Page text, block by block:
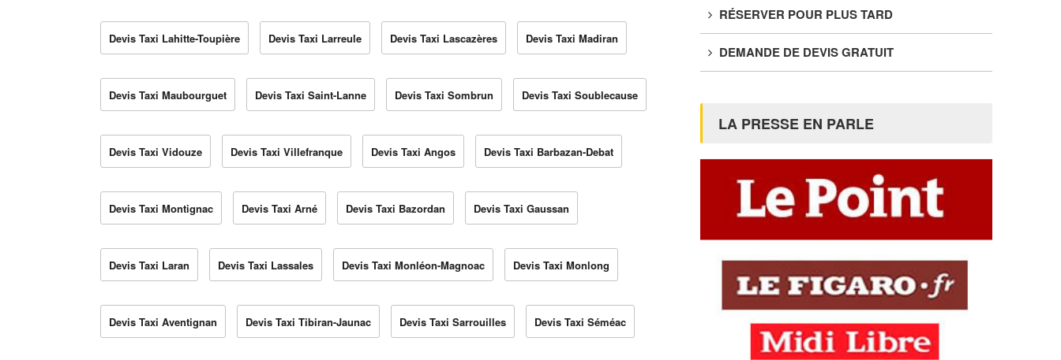
Devis Taxi Lahitte-Toupière Devis Taxi Larreule Devis Taxi Lascazères Devis Taxi Madiran
Devis Taxi Maubourguet Devis Taxi Saint-Lanne Devis Taxi Sombrun Devis Taxi Soublecause
Devis Taxi Vidouze Devis Taxi Villefranque Devis Taxi Angos Devis Taxi Barbazan-Debat
Devis Taxi Montignac Devis Taxi Arné Devis Taxi Bazordan Devis Taxi Gaussan
Devis Taxi Laran Devis Taxi Lassales Devis Taxi Monléon-Magnoac Devis Taxi Monlong
Devis Taxi Aventignan Devis Taxi Tibiran-Jaunac Devis Taxi Sarrouilles Devis Taxi Séméac
RÉSERVER POUR PLUS TARD
DEMANDE DE DEVIS GRATUIT
LA PRESSE EN PARLE